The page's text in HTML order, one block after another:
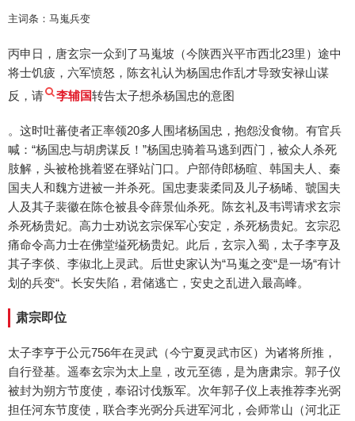
主词条：马嵬兵变
丙申日，唐玄宗一众到了马嵬坡（今陕西兴平市西北23里）途中
将士饥疲，六军愤怒，陈玄礼认为杨国忠作乱才导致安禄山谋
反，请
李辅国转告太子想杀杨国忠的意图
。这时吐蕃使者正率领20多人围堵杨国忠，抱怨没食物。有官兵
喊：“杨国忠与胡虏谋反！”杨国忠骑着马逃到西门，被众人杀死
肢解，头被枪挑着竖在驿站门口。户部侍郎杨暄、韩国夫人、秦
国夫人和魏方进被一并杀死。国忠妻裴柔同及儿子杨晞、虢国夫
人及其子裴徽在陈仓被县令薛景仙杀死。陈玄礼及韦谔请求玄宗
杀死杨贵妃。高力士劝说玄宗保军心安定，杀死杨贵妃。玄宗忍
痛命令高力士在佛堂缢死杨贵妃。此后，玄宗入蜀，太子李亨及
其子李倓、李俶北上灵武。后世史家认为“马嵬之变“是一场“有计
划的兵变“。长安失陷，君储逃亡，安史之乱进入最高峰。
肃宗即位
太子李亨于公元756年在灵武（今宁夏灵武市区）为诸将所推，
自行登基。遥奉玄宗为太上皇，改元至德，是为唐肃宗。郭子仪
被封为朔方节度使，奉诏讨伐叛军。次年郭子仪上表推荐李光弼
担任河东节度使，联合李光弼分兵进军河北，会师常山（河北正